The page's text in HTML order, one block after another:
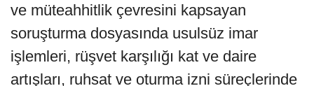
ve müteahhitlik çevresini kapsayan
soruşturma dosyasında usulsüz imar
işlemleri, rüşvet karşılığı kat ve daire
artışları, ruhsat ve oturma izni süreçlerinde